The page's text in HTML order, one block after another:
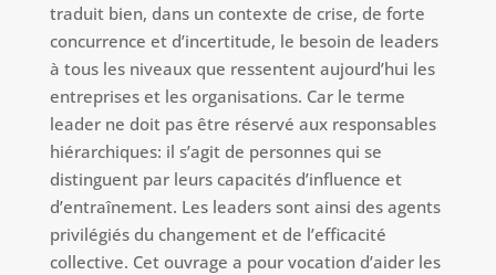
traduit bien, dans un contexte de crise, de forte
concurrence et d’incertitude, le besoin de leaders
à tous les niveaux que ressentent aujourd’hui les
entreprises et les organisations. Car le terme
leader ne doit pas être réservé aux responsables
hiérarchiques: il s’agit de personnes qui se
distinguent par leurs capacités d’influence et
d’entraînement. Les leaders sont ainsi des agents
privilégiés du changement et de l’efficacité
collective. Cet ouvrage a pour vocation d’aider les